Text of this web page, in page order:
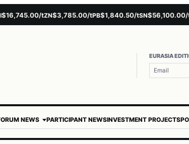
tZN$3,785.00/tPB$1,840.50/tSN$56,100.00/tAU
EURASIA
NEWS PARTICIPANT NEWSINVESTMENT PROJECTS